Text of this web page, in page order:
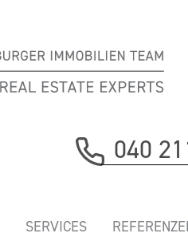
040
SERVICES